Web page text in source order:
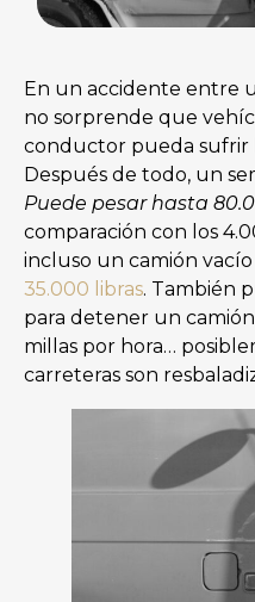
En un accidente entre
no sorprende que
conductor pueda sufrir
Después de todo, un
Puede pesar hasta
comparación con los
incluso un camión
35.000 libras. También
para detener un
millas por hora…
carreteras son